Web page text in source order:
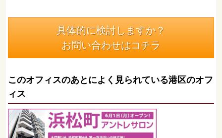
具体的に検討しますか？
お問い合わせはコチラ
このオフィスのあとによく見られている港区のオフ
ィス